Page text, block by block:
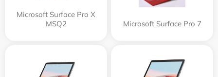
Microsoft Surface Pro X
MSQ2
Microsoft Surface Pro 7